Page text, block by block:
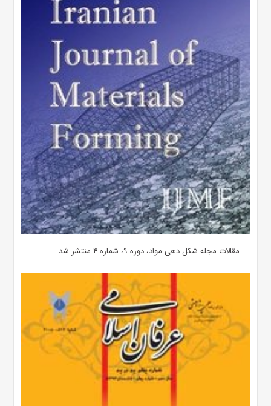
مقالات مجله شکل دهی مواد، دوره ۹، شماره ۴ منتشر شد